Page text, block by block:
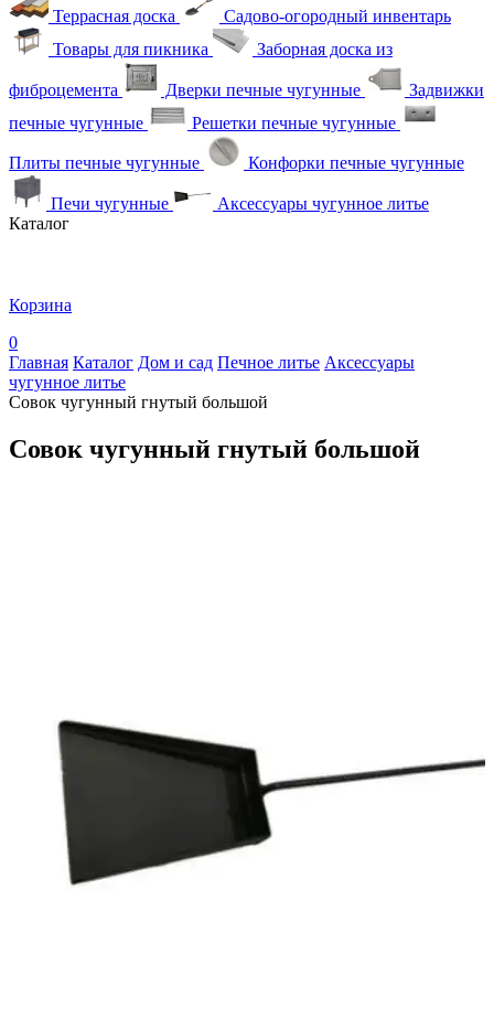
Террасная доска
Садово-огородный инвентарь
Товары для пикника
Заборная доска из
фиброцемента Дверки печные чугунные
Задвижки
печные чугунные
Решетки печные чугунные
Плиты печные чугунные Конфорки печные чугунные
Печи чугунные
Аксессуары чугунное литье
Каталог
Корзина
0
Главная Каталог Дом и сад Печное литье Аксессуары
чугунное литье
Совок чугунный гнутый большой
Совок чугунный гнутый большой